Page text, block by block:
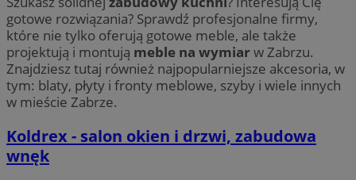
gotowe rozwiązania? Sprawdź profesjonalne firmy,
które nie tylko oferują gotowe meble, ale także
projektują i montują meble na wymiarw Zabrzu.
Znajdziesz tutaj również najpopularniejsze akcesoria, w
tym: blaty, płyty i fronty meblowe, szyby i wiele innych
w mieście Zabrze.
Koldrex - salon okien i drzwi, zabudowa
wnęk